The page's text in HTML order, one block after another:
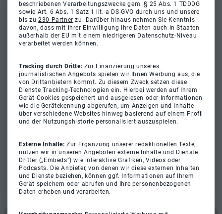
beschriebenen Verarbeitungszwecke gem. § 25 Abs. 1 TDDDG
sowie Art. 6 Abs. 1 Satz 1 lit. a DS-GVO durch uns und unsere
bis zu230 Partner zu. Darüber hinaus nehmen Sie Kenntnis
davon, dass mit ihrer Einwilligung ihre Daten auch in Staaten
außerhalb der EU mit einem niedrigeren Datenschutz-Niveau
verarbeitet werden können.
Tracking durch Dritte: Zur Finanzierung unseres
journalistischen Angebots spielen wir Ihnen Werbung aus, die
von Drittanbietern kommt. Zu diesem Zweck setzen diese
Dienste Tracking-Technologien ein. Hierbei werden auf Ihrem
Gerät Cookies gespeichert und ausgelesen oder Informationen
wie die Gerätekennung abgerufen, um Anzeigen und Inhalte
über verschiedene Websites hinweg basierend auf einem Profil
und der Nutzungshistorie personalisiert auszuspielen.
Externe Inhalte:Zur Ergänzung unserer redaktionellen Texte,
nutzen wir in unseren Angeboten externe Inhalte und Dienste
Dritter („Embeds“) wie interaktive Grafiken, Videos oder
Podcasts. Die Anbieter, von denen wir diese externen Inhalten
und Dienste beziehen, können ggf. Informationen auf Ihrem
Gerät speichern oder abrufen und Ihre personenbezogenen
Daten erheben und verarbeiten.